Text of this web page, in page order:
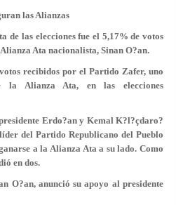
las Alianzas
de las elecciones fue el 5,17% de votos
Ata nacionalista, Sinan O?an.
recibidos por el Partido Zafer, uno
la Alianza Ata, en las elecciones
Erdo?an y Kemal K?l?çdaro?
del Partido Republicano del Pueblo
a la Alianza Ata a su lado. Como
en dos.
O?an, anunció su apoyo al presidente